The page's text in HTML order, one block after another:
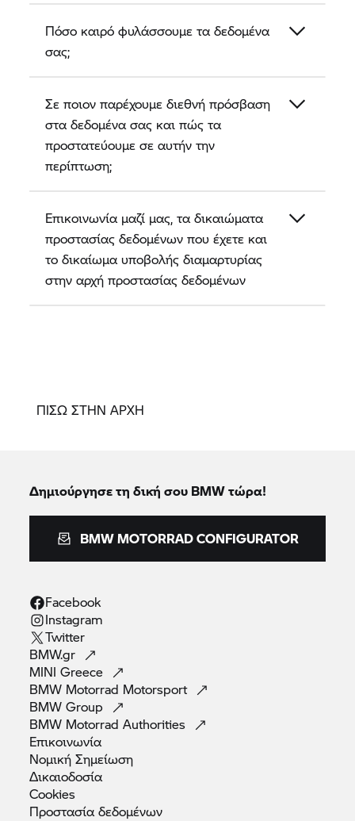
Πόσο καιρό φυλάσσουμε τα δεδομένα
σας;
Σε ποιον παρέχουμε διεθνή πρόσβαση
στα δεδομένα σας και πώς τα
προστατεύουμε σε αυτήν την
περίπτωση;
Επικοινωνία μαζί μας, τα δικαιώματα
προστασίας δεδομένων που έχετε και
το δικαίωμα υποβολής διαμαρτυρίας
στην αρχή προστασίας δεδομένων
ΠΙΣΩ ΣΤΗΝ ΑΡΧΗ
Δημιούργησε τη δική σου BMW τώρα!
BMW MOTORRAD CONFIGURATOR
Facebook
Instagram
Twitter
BMW.gr
MINIGreece
BMW Motorrad Motorsport
BMWGroup
BMW MotorradAuthorities
Επικοινωνία
ΝομικήΣημείωση
Δικαιοδοσία
Cookies
Προστασίαδεδομένων